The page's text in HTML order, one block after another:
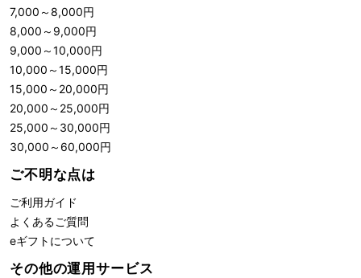
7,000 ～8,000円
8,000 ～ 9,000円
9,000 ～10,000円
10,000 ～15,000円
15,000 ～ 20,000円
20,000 ～ 25,000円
25,000 ～ 30,000円
30,000 ～ 60,000円
ご不明な点は
ご利用ガイド
よくあるご質問
eギフトについて
その他の運用サービス